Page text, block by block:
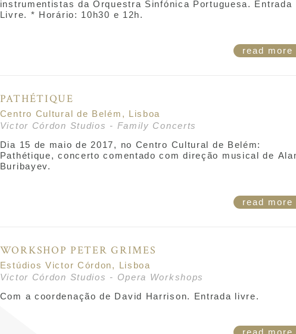
instrumentistas da Orquestra Sinfónica Portuguesa. Entrada
Livre. * Horário: 10h30 e 12h.
read more
PATHÉTIQUE
Centro Cultural de Belém, Lisboa
Victor Córdon Studios - Family Concerts
Dia 15 de maio de 2017, no Centro Cultural de Belém:
Pathétique, concerto comentado com direção musical de
Buribayev.
read more
WORKSHOP PETER GRIMES
Estúdios Victor Córdon, Lisboa
Victor Córdon Studios - Opera Workshops
Com a coordenação de David Harrison. Entrada livre.